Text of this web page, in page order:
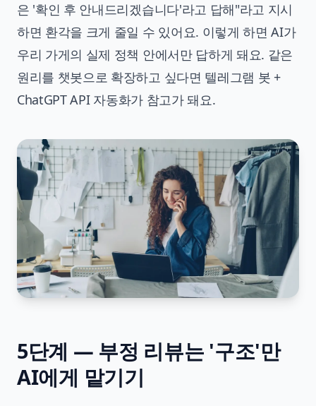
은 '확인 후 안내드리겠습니다'라고 답해"라고 지시
하면 환각을 크게 줄일 수 있어요. 이렇게 하면 AI가
우리 가게의 실제 정책 안에서만 답하게 돼요. 같은
원리를 챗봇으로 확장하고 싶다면 텔레그램 봇 +
ChatGPT API 자동화가 참고가 돼요.
5단계 — 부정 리뷰는 '구조'만
AI에게 맡기기